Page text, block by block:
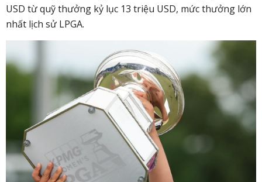
USD từ quỹ thưởng kỷ lục 13 triệu USD, mức thưởng lớn
nhất lịch sử LPGA.